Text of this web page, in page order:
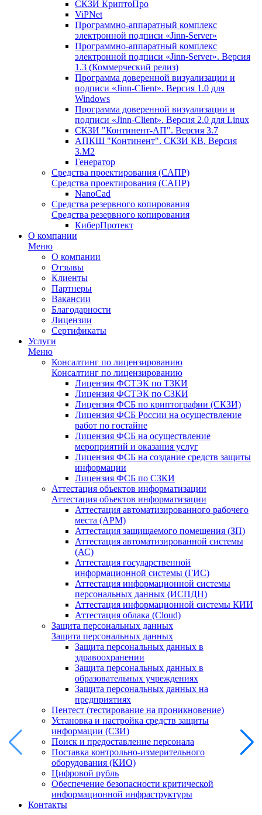
СКЗИ КриптоПро
ViPNet
Программно-аппаратный комплекс
электронной подписи «Jinn-Server»
Программно-аппаратный комплекс
электронной подписи «Jinn-Server». Версия
1.3 (Коммерческий релиз)
Программа доверенной визуализации и
подписи «Jinn-Client». Версия 1.0 для
Windows
Программа доверенной визуализации и
подписи «Jinn-Client». Версия 2.0 для Linux
СКЗИ "Континент-АП". Версия 3.7
АПКШ "Континент". СКЗИ КВ. Версия
3.М2
Генератор
Средства проектирования (САПР)
Средства проектирования (САПР)
NanoCad
Средства резервного копирования
Средства резервного копирования
КиберПротект
О компании
Меню
О компании
Отзывы
Клиенты
Партнеры
Вакансии
Благодарности
Лицензии
Сертификаты
Услуги
Меню
Консалтинг по лицензированию
Консалтинг по лицензированию
Лицензия ФСТЭК по ТЗКИ
Лицензия ФСТЭК по СЗКИ
Лицензия ФСБ по криптографии (СКЗИ)
Лицензия ФСБ России на осуществление
работ по гостайне
Лицензия ФСБ на осуществление
мероприятий и оказания услуг
Лицензия ФСБ на создание средств защиты
информации
Лицензия ФСБ по СЗКИ
Аттестация объектов информатизации
Аттестация объектов информатизации
Аттестация автоматизированного рабочего
места (АРМ)
Аттестация защищаемого помещения (ЗП)
Аттестация автоматизированной системы
(АС)
Аттестация государственной
информационной системы (ГИС)
Аттестация информационной системы
персональных данных (ИСПДН)
Аттестация информационной системы КИИ
Аттестация облака (Cloud)
Защита персональных данных
Защита персональных данных
Защита персональных данных в
здравоохранении
Защита персональных данных в
образовательных учреждениях
Защита персональных данных на
предприятиях
Пентест (тестирование на проникновение)
Установка и настройка средств защиты
информации (СЗИ)
Поиск и предоставление персонала
Поставка контрольно-измерительного
оборудования (КИО)
Цифровой рубль
Обеспечение безопасности критической
информационной инфраструктуры
Контакты